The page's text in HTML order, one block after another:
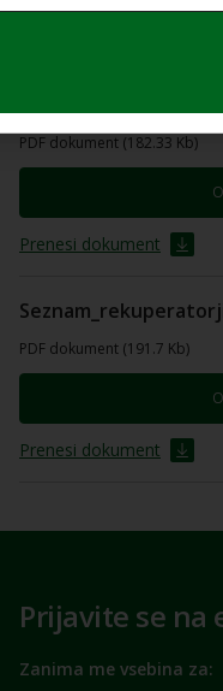
SEZNAM-KURILNIH-
PDF dokument (182.33 Kb)
Prenesi dokument
PDF dokument (191.7 Kb)
Prenesi dokument
Prijavite se na
Zanima me vsebina za: